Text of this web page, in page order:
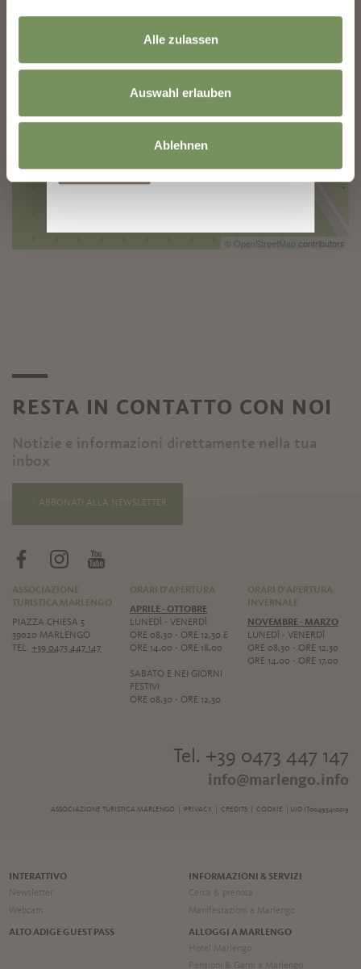
Alle zulassen
Auswahl erlauben
Ablehnen
© OpenStreetMap contributors
RESTA IN CONTATTO CON NOI
Notizie e informazioni direttamente nella tua
inbox
ABBONATI ALLA NEWSLETTER
ASSOCIAZIONE
TURISTICA MARLENGO
PIAZZA CHIESA 5
39020 MARLENGO
TEL.+39 0473 447 147
ORARI D'APERTURA
APRILE - OTTOBRE
LUNEDÌ - VENERDÌ
ORE 08,30 - ORE 12,30 E
ORE 14,00 - ORE 18,00
SABATO E NEI GIORNI
FESTIVI
ORE 08,30 - ORE 12,30
ORARI D'APERTURA
INVERNALE
NOVEMBRE - MARZO
LUNEDÌ - VENERDÌ
ORE 08,30 - ORE 12,30
ORE 14,00 - ORE 17,00
Tel. +39 0473 447 147
info@marlengo.info
ASSOCIAZIONE TURISTICA MARLENGO | PRIVACY| CREDITS| COOKIE | UID IT00495410219
INTERATTIVO
Newsletter
Webcam
INFORMAZIONI & SERVIZI
Cerca & prenota
Manifestazioni a Marlengo
ALTO ADIGE GUEST PASS
ALLOGGI A MARLENGO
Hotel Marlengo
Pensioni & Garni a Marlengo
Le informazioni sull'utilizzo dei dati sono